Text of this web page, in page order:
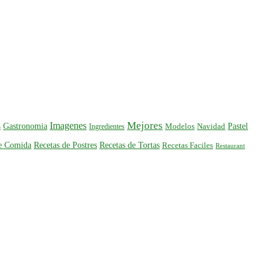
Gastronomia Imagenes Ingredientes Mejores Modelos Navidad Pastel
Comida Recetas de Postres Recetas de Tortas Recetas Faciles Restaurant